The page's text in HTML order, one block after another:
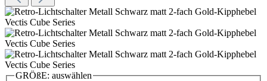
GRÖßE: auswählen